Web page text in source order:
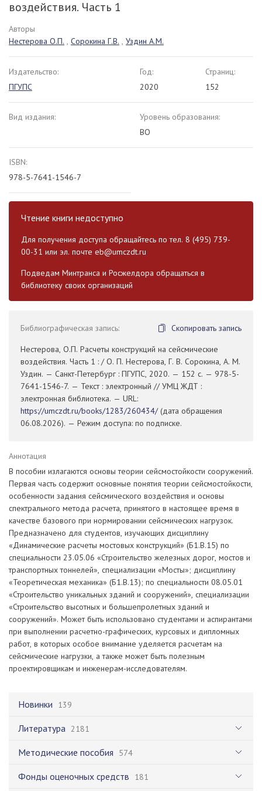
Новинки 139
Литература 2181
Методические пособия 574
Фонды оценочных средств 181
воздействия. Часть 1
Авторы
Нестерова О.П. , Сорокина Г.В. , Уздин А.М.
Издательство:
ПГУПС
Год:
2020
Страниц:
152
Вид издания:
Уровень образования:
ВО
ISBN:
978-5-7641-1546-7
Чтение книги недоступно
Для получения доступа обращайтесь по тел. 8 (495) 739-
00-31 или эл. почте eb@umczdt.ru
Подведам Минтранса и Росжелдора обращаться в
библиотеку своих организаций
Библиографическая запись:
Скопировать запись
Нестерова, О.П. Расчеты конструкций на сейсмические
воздействия. Часть 1 : / О. П. Нестерова, Г. В. Сорокина, А. М.
Уздин. — Санкт-Петербург : ПГУПС, 2020. — 152 с. — 978-5-
7641-1546-7. — Текст : электронный // УМЦ ЖДТ :
электронная библиотека. — URL:
https://umczdt.ru/books/1283/260434/(дата обращения
06.08.2026). — Режим доступа: по подписке.
Аннотация
В пособии излагаются основы теории сейсмостойкости сооружений.
Первая часть содержит основные понятия теории сейсмостойкости,
особенности задания сейсмического воздействия и основы
спектрального метода расчета, принятого в настоящее время в
качестве базового при нормировании сейсмических нагрузок.
Предназначено для студентов, изучающих дисциплину
«Динамические расчеты мостовых конструкций» (Б1.В.15) по
специальности 23.05.06 «Строительство железных дорог, мостов и
транспортных тоннелей», специализации «Мосты»; дисциплину
«Теоретическая механика» (Б1.В.13); по специальности 08.05.01
«Строительство уникальных зданий и сооружений», специализации
«Строительство высотных и большепролетных зданий и
сооружений». Может быть использовано студентами и аспирантами
при выполнении расчетно-графических, курсовых и дипломных
работ, в которых особое внимание уделяется расчетам на
сейсмические нагрузки, а также может быть полезным
проектировщикам и инженерам-исследователям.